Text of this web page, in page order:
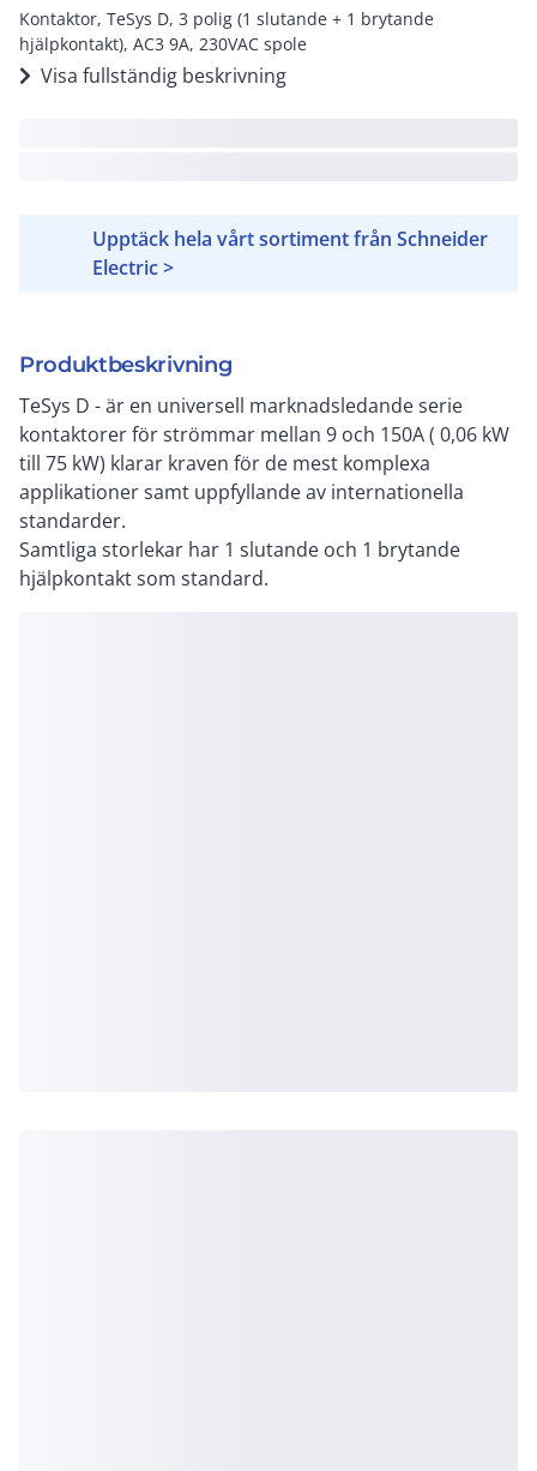
Kontaktor, TeSys D, 3 polig (1 slutande + 1 brytande
hjälpkontakt), AC3 9A, 230VAC spole
Visa fullständig beskrivning
Upptäck hela vårt sortiment från Schneider
Electric >
Produktbeskrivning
TeSys D - är en universell marknadsledande serie
kontaktorer för strömmar mellan 9 och 150A ( 0,06 kW
till 75 kW) klarar kraven för de mest komplexa
applikationer samt uppfyllande av internationella
standarder.
Samtliga storlekar har 1 slutande och 1 brytande
hjälpkontakt som standard.